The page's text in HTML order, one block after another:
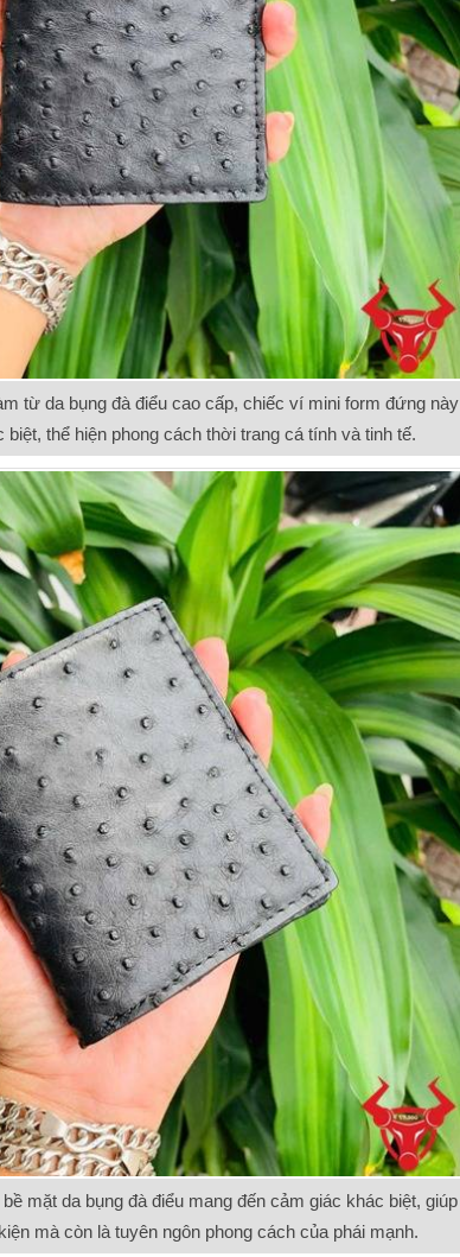
từ da bụng đà điểu cao cấp, chiếc ví mini form đứng này
thể hiện phong cách thời trang cá tính và tinh tế.
mặt da bụng đà điểu mang đến cảm giác khác biệt, giúp
mà còn là tuyên ngôn phong cách của phái mạnh.